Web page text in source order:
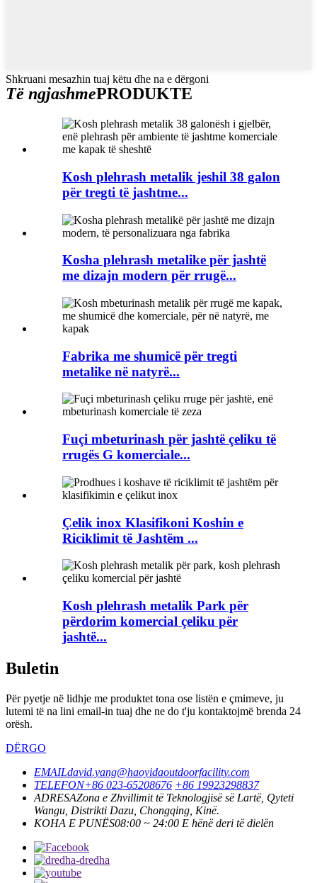
Shkruani mesazhin tuaj këtu dhe na e dërgoni
Të ngjashmePRODUKTE
Kosh plehrash metalik jeshil 38 galon
për tregti të jashtme...
Kosha plehrash metalike për jashtë
me dizajn modern për rrugë...
Fabrika me shumicë për tregti
metalike në natyrë...
Fuçi mbeturinash për jashtë çeliku të
rrugës G komerciale...
Çelik inox Klasifikoni Koshin e
Riciklimit të Jashtëm ...
Kosh plehrash metalik Park për
përdorim komercial çeliku për
jashtë...
Buletin
Për pyetje në lidhje me produktet tona ose listën e çmimeve, ju
lutemi të na lini email-in tuaj dhe ne do t'ju kontaktojmë brenda 24
orësh.
DËRGO
EMAILdavid.yang@haoyidaoutdoorfacility.com
TELEFON+86 023-65208676 +86 19923298837
ADRESAZona e Zhvillimit të Teknologjisë së Lartë, Qyteti
Wangu, Distrikti Dazu, Chongqing, Kinë.
KOHA E PUNËS08:00 ~ 24:00 E hënë deri të dielën